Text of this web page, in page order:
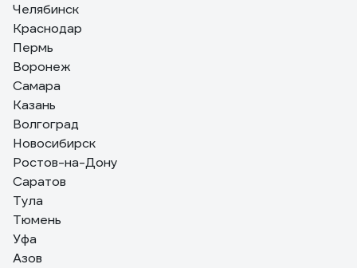
Челябинск
Краснодар
Пермь
Воронеж
Самара
Казань
Волгоград
Новосибирск
Ростов-на-Дону
Саратов
Тула
Тюмень
Уфа
Азов